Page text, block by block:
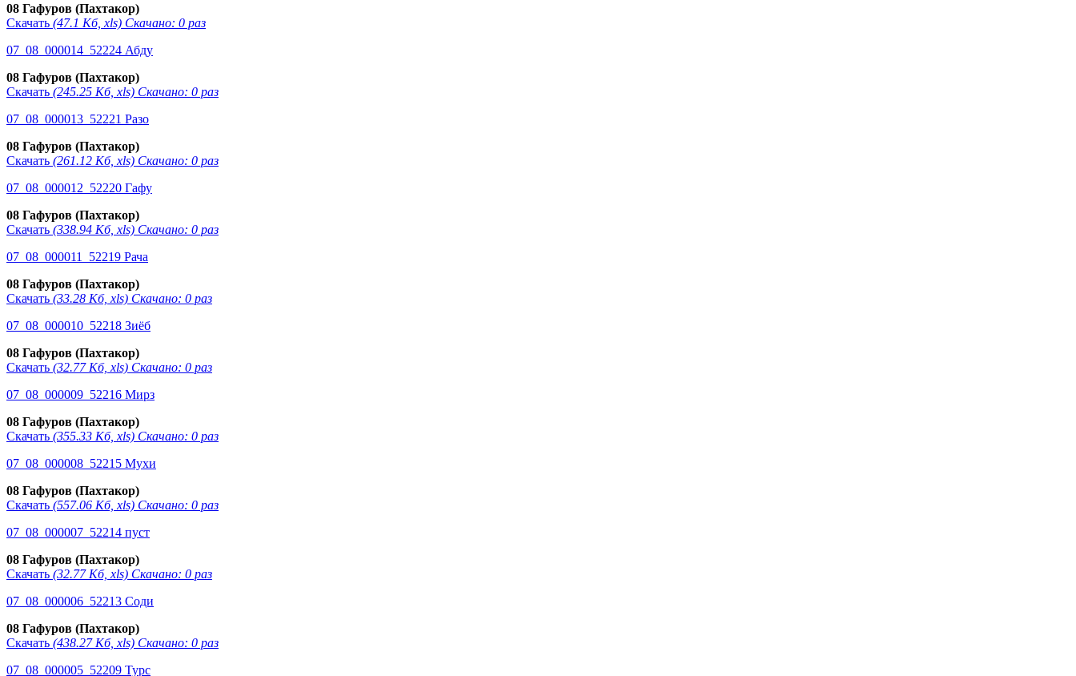
08 Гафуров (Пахтакор)
Скачать (47.1 Кб, xls) Скачано: 0 раз
07_08_000014_52224 Абду
08 Гафуров (Пахтакор)
Скачать (245.25 Кб, xls) Скачано: 0 раз
07_08_000013_52221 Разо
08 Гафуров (Пахтакор)
Скачать (261.12 Кб, xls) Скачано: 0 раз
07_08_000012_52220 Гафу
08 Гафуров (Пахтакор)
Скачать (338.94 Кб, xls) Скачано: 0 раз
07_08_000011_52219 Рача
08 Гафуров (Пахтакор)
Скачать (33.28 Кб, xls) Скачано: 0 раз
07_08_000010_52218 Зиёб
08 Гафуров (Пахтакор)
Скачать (32.77 Кб, xls) Скачано: 0 раз
07_08_000009_52216 Мирз
08 Гафуров (Пахтакор)
Скачать (355.33 Кб, xls) Скачано: 0 раз
07_08_000008_52215 Мухи
08 Гафуров (Пахтакор)
Скачать (557.06 Кб, xls) Скачано: 0 раз
07_08_000007_52214 пуст
08 Гафуров (Пахтакор)
Скачать (32.77 Кб, xls) Скачано: 0 раз
07_08_000006_52213 Соди
08 Гафуров (Пахтакор)
Скачать (438.27 Кб, xls) Скачано: 0 раз
07_08_000005_52209 Турс